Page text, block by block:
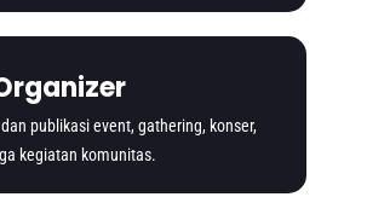
publikasi event, gathering, konser,
kegiatan komunitas.